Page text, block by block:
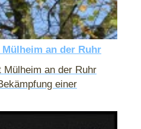
an der Ruhr
an der Ruhr
einer